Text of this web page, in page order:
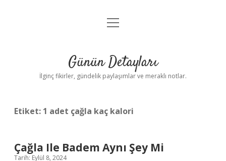
Gizlilik Politikası
Yasal Uyarı
menüyü
Günün Detayları
İlginç fikirler, gündelik paylaşımlar ve meraklı notlar.
Etiket: 1 adet çağla kaç kalori
Çağla Ile Badem Aynı Şey Mi
Tarih: Eylül 8, 2024